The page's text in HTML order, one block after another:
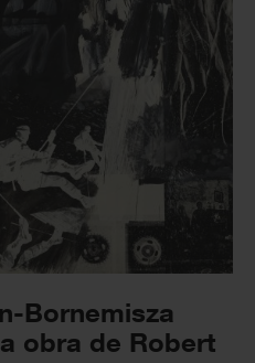
Bornemisza
obra de Robert